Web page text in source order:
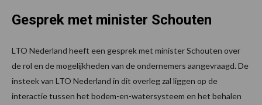
Gesprek met minister Schouten
LTO Nederland heeft een gesprek met minister Schouten over
de rol en de mogelijkheden van de ondernemers aangevraagd. De
insteek van LTO Nederland in dit overleg zal liggen op de
interactie tussen het bodem-en-watersysteem en het behalen